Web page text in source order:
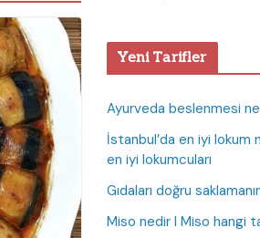
Yeni Tarifler
Ayurveda beslenmesi
İstanbul’da en iyi lokum
en iyi lokumcuları
Gıdaları doğru
Miso nedir I Miso hangi